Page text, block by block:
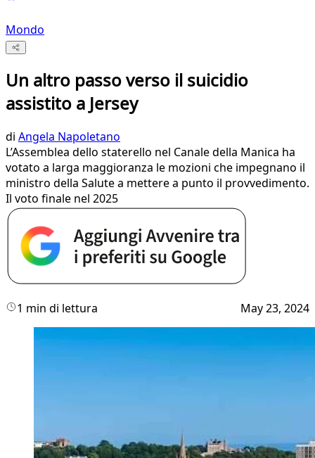
Mondo
Un altro passo verso il suicidio
assistito a Jersey
di Angela Napoletano
L’Assemblea dello staterello nel Canale della Manica ha
votato a larga maggioranza le mozioni che impegnano il
ministro della Salute a mettere a punto il provvedimento.
Il voto finale nel 2025
1 min di lettura May 23, 2024